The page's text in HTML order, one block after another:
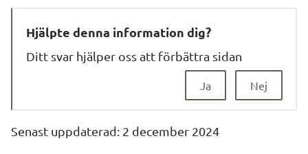
Hjälpte denna information dig?
Nej
Ja
Ditt svar hjälper oss att förbättra sidan
Senast uppdaterad: 2 december 2024